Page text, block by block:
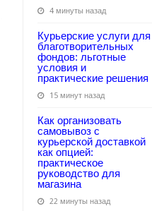
4 минуты назад
Курьерские услуги для
благотворительных
фондов: льготные
условия и
практические решения
15 минут назад
Как организовать
самовывоз с
курьерской доставкой
как опцией:
практическое
руководство для
магазина
22 минуты назад